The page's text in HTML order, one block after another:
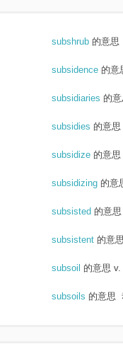
subshrub 的意思
subsidence 的意
subsidiaries 的
subsidies 的意思
subsidize 的意思
subsidizing 的意
subsisted 的意思
subsistent 的意
subsoil 的意思 v.
subsoils 的意思